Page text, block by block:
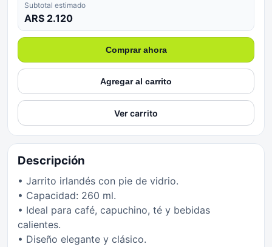
Subtotal estimado
ARS 2.120
Comprar ahora
Agregar al carrito
Ver carrito
Descripción
• Jarrito irlandés con pie de vidrio.
• Capacidad: 260 ml.
• Ideal para café, capuchino, té y bebidas
calientes.
• Diseño elegante y clásico.